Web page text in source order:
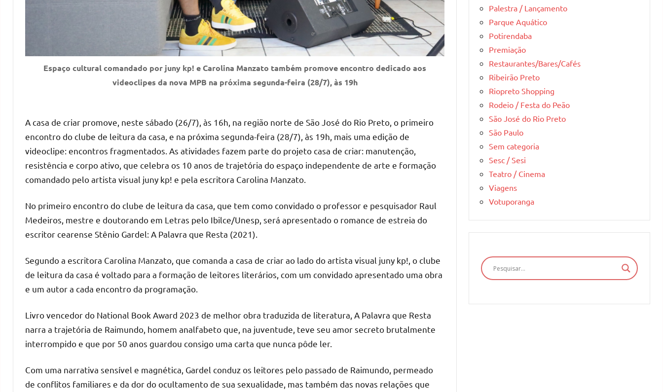
Espaço cultural comandado por juny kp! e Carolina Manzato também promove encontro dedicado aos
videoclipes da nova MPB na próxima segunda-feira (28/7), às 19h
A casa de criar promove, neste sábado (26/7), às 16h, na região norte de São José do Rio Preto, o primeiro
encontro do clube de leitura da casa, e na próxima segunda-feira (28/7), às 19h, mais uma edição de
videoclipe: encontros fragmentados. As atividades fazem parte do projeto casa de criar: manutenção,
resistência e corpo ativo, que celebra os 10 anos de trajetória do espaço independente de arte e formação
comandado pelo artista visual juny kp! e pela escritora Carolina Manzato.
No primeiro encontro do clube de leitura da casa, que tem como convidado o professor e pesquisador Raul
Medeiros, mestre e doutorando em Letras pelo Ibilce/Unesp, será apresentado o romance de estreia do
escritor cearense Stênio Gardel: A Palavra que Resta (2021).
Segundo a escritora Carolina Manzato, que comanda a casa de criar ao lado do artista visual juny kp!, o clube
de leitura da casa é voltado para a formação de leitores literários, com um convidado apresentado uma obra
e um autor a cada encontro da programação.
Livro vencedor do National Book Award 2023 de melhor obra traduzida de literatura, A Palavra que Resta
narra a trajetória de Raimundo, homem analfabeto que, na juventude, teve seu amor secreto brutalmente
interrompido e que por 50 anos guardou consigo uma carta que nunca pôde ler.
Com uma narrativa sensível e magnética, Gardel conduz os leitores pelo passado de Raimundo, permeado
de conflitos familiares e da dor do ocultamento de sua sexualidade, mas também das novas relações que
Palestra / Lançamento
Parque Aquático
Potirendaba
Premiação
Restaurantes/Bares/Cafés
Ribeirão Preto
Riopreto Shopping
Rodeio / Festa do Peão
São José do Rio Preto
São Paulo
Sem categoria
Sesc / Sesi
Teatro / Cinema
Viagens
Votuporanga